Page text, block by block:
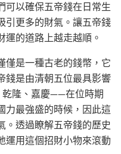
可以確保五帝錢在日常生
引更多的財氣。讓五帝錢
運的道路上越走越順。
僅是一種古老的錢幣，它
錢是由清朝五位最具影響
隆、嘉慶——在位時期
力最強盛的時候，因此這
。透過瞭解五帝錢的歷史
運用這個招財小物來滾動